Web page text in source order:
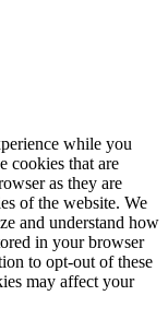
while you
cookies that are
as they are
of the website. We
and understand how
in your browser
to opt-out of these
may affect your